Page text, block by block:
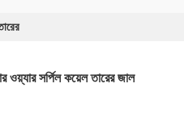
ওয়্যার সর্পিল কয়েল তারের জাল